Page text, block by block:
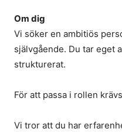
Om dig
Vi söker en ambitiös
självgående. Du tar eget
strukturerat.
För att passa i rollen
Vi tror att du har